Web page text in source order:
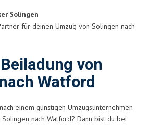
Solingen
für deinen Umzug von Solingen nach
von
Watford
einem günstigen Umzugsunternehmen
nach Watford? Dann bist du bei